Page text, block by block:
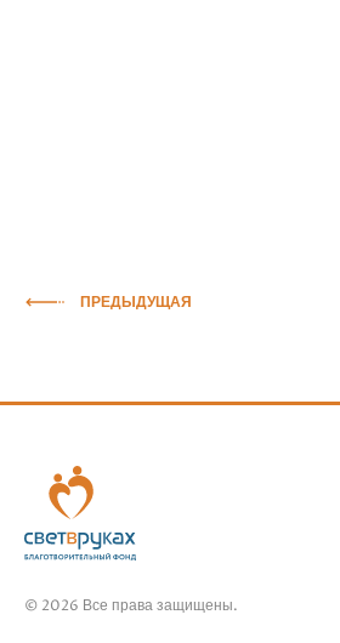
ПРЕДЫДУЩАЯ
© 2026 Все права защищены.